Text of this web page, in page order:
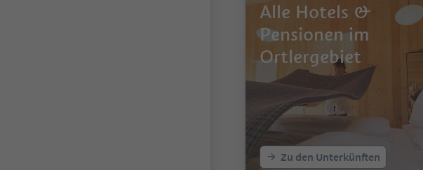
Alle Hotels &
Pensionen im
Ortlergebiet
Zu den Unterkünften